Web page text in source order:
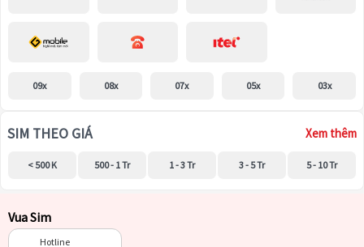
09x 08x 07x 05x 03x
SIM THEO GIÁ Xem thêm
< 500 K 500 - 1 Tr 1 - 3 Tr 3 - 5 Tr 5 - 10 Tr
Vua Sim
Hotline